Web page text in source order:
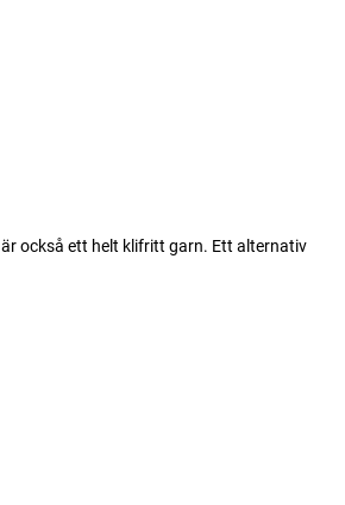
är också ett helt klifritt garn. Ett alternativ